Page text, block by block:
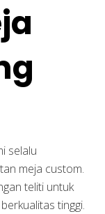
selalu
meja custom.
teliti untuk
tinggi.